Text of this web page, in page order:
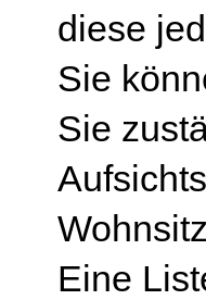
diese
Sie
Sie
Eine